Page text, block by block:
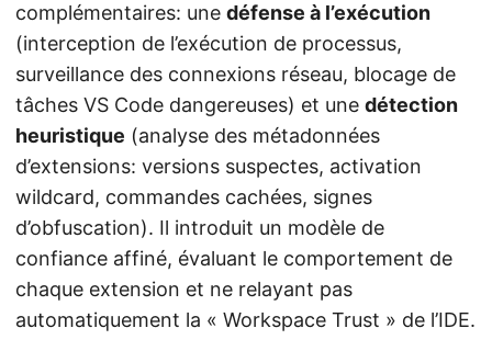
complémentaires: une défense à l’exécution
(interception de l’exécution de processus,
surveillance des connexions réseau, blocage de
tâches VS Code dangereuses) et une détection
heuristique (analyse des métadonnées
d’extensions: versions suspectes, activation
wildcard, commandes cachées, signes
d’obfuscation). Il introduit un modèle de
confiance affiné, évaluant le comportement de
chaque extension et ne relayant pas
automatiquement la « Workspace Trust » de l’IDE.